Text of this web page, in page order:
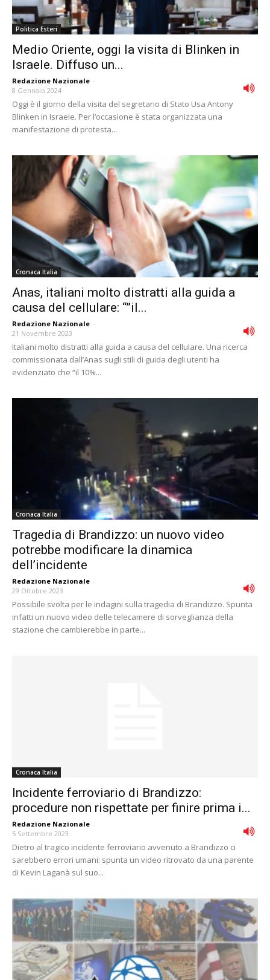
Politica Esteri
Medio Oriente, oggi la visita di Blinken in
Israele. Diffuso un...
Redazione Nazionale -
8 Gennaio 2024
Oggi è il giorno della visita del segretario di Stato Usa Antony
Blinken in Israele. Per l’occasione è stata organizzata una
manifestazione di protesta...
Cronaca Italia
Anas, italiani molto distratti alla guida a
causa del cellulare: “”il...
Redazione Nazionale -
21 Novembre 2023
Italiani molto distratti alla guida a causa del cellulare. Una ricerca
commissionata dall’Anas sugli stili di guida degli utenti ha
evidenziato che “il 10%...
Cronaca Italia
Tragedia di Brandizzo: un nuovo video
potrebbe modificare la dinamica
dell’incidente
Redazione Nazionale -
29 Ottobre 2023
Possibile svolta per le indagini sulla tragedia di Brandizzo. Spunta
infatti un nuovo video delle telecamere di sorveglianza della
stazione che cambierebbe in parte...
Cronaca Italia
Incidente ferroviario di Brandizzo:
procedure non rispettate per finire prima i...
Redazione Nazionale -
5 Settembre 2023
Dietro al tragico incidente ferroviario avvenuto a Brandizzo ci
sarebbero errori umani: spunta un video ritrovato da una parente
di Kevin Laganà sul suo...